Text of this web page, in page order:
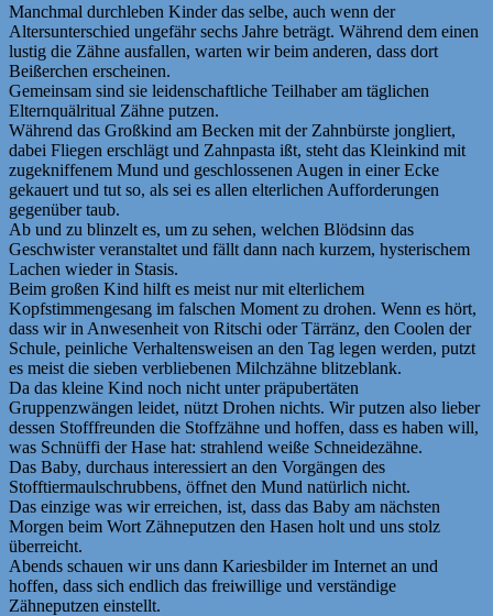
Manchmal durchleben Kinder das selbe, auch wenn der
Altersunterschied ungefähr sechs Jahre beträgt. Während dem einen
lustig die Zähne ausfallen, warten wir beim anderen, dass dort
Beißerchen erscheinen.
Gemeinsam sind sie leidenschaftliche Teilhaber am täglichen
Elternquälritual Zähne putzen.
Während das Großkind am Becken mit der Zahnbürste jongliert,
dabei Fliegen erschlägt und Zahnpasta ißt, steht das Kleinkind mit
zugekniffenem Mund und geschlossenen Augen in einer Ecke
gekauert und tut so, als sei es allen elterlichen Aufforderungen
gegenüber taub.
Ab und zu blinzelt es, um zu sehen, welchen Blödsinn das
Geschwister veranstaltet und fällt dann nach kurzem, hysterischem
Lachen wieder in Stasis.
Beim großen Kind hilft es meist nur mit elterlichem
Kopfstimmengesang im falschen Moment zu drohen. Wenn es hört,
dass wir in Anwesenheit von Ritschi oder Tärränz, den Coolen der
Schule, peinliche Verhaltensweisen an den Tag legen werden, putzt
es meist die sieben verbliebenen Milchzähne blitzeblank.
Da das kleine Kind noch nicht unter präpubertäten
Gruppenzwängen leidet, nützt Drohen nichts. Wir putzen also lieber
dessen Stofffreunden die Stoffzähne und hoffen, dass es haben will,
was Schnüffi der Hase hat: strahlend weiße Schneidezähne.
Das Baby, durchaus interessiert an den Vorgängen des
Stofftiermaulschrubbens, öffnet den Mund natürlich nicht.
Das einzige was wir erreichen, ist, dass das Baby am nächsten
Morgen beim Wort Zähneputzen den Hasen holt und uns stolz
überreicht.
Abends schauen wir uns dann Kariesbilder im Internet an und
hoffen, dass sich endlich das freiwillige und verständige
Zähneputzen einstellt.